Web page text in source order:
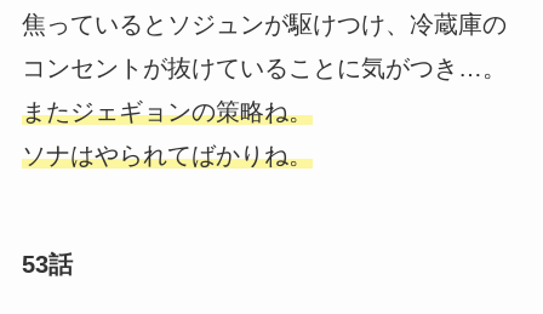
焦っているとソジュンが駆けつけ、冷蔵庫の
コンセントが抜けていることに気がつき…。
またジェギョンの策略ね。
ソナはやられてばかりね。
53話